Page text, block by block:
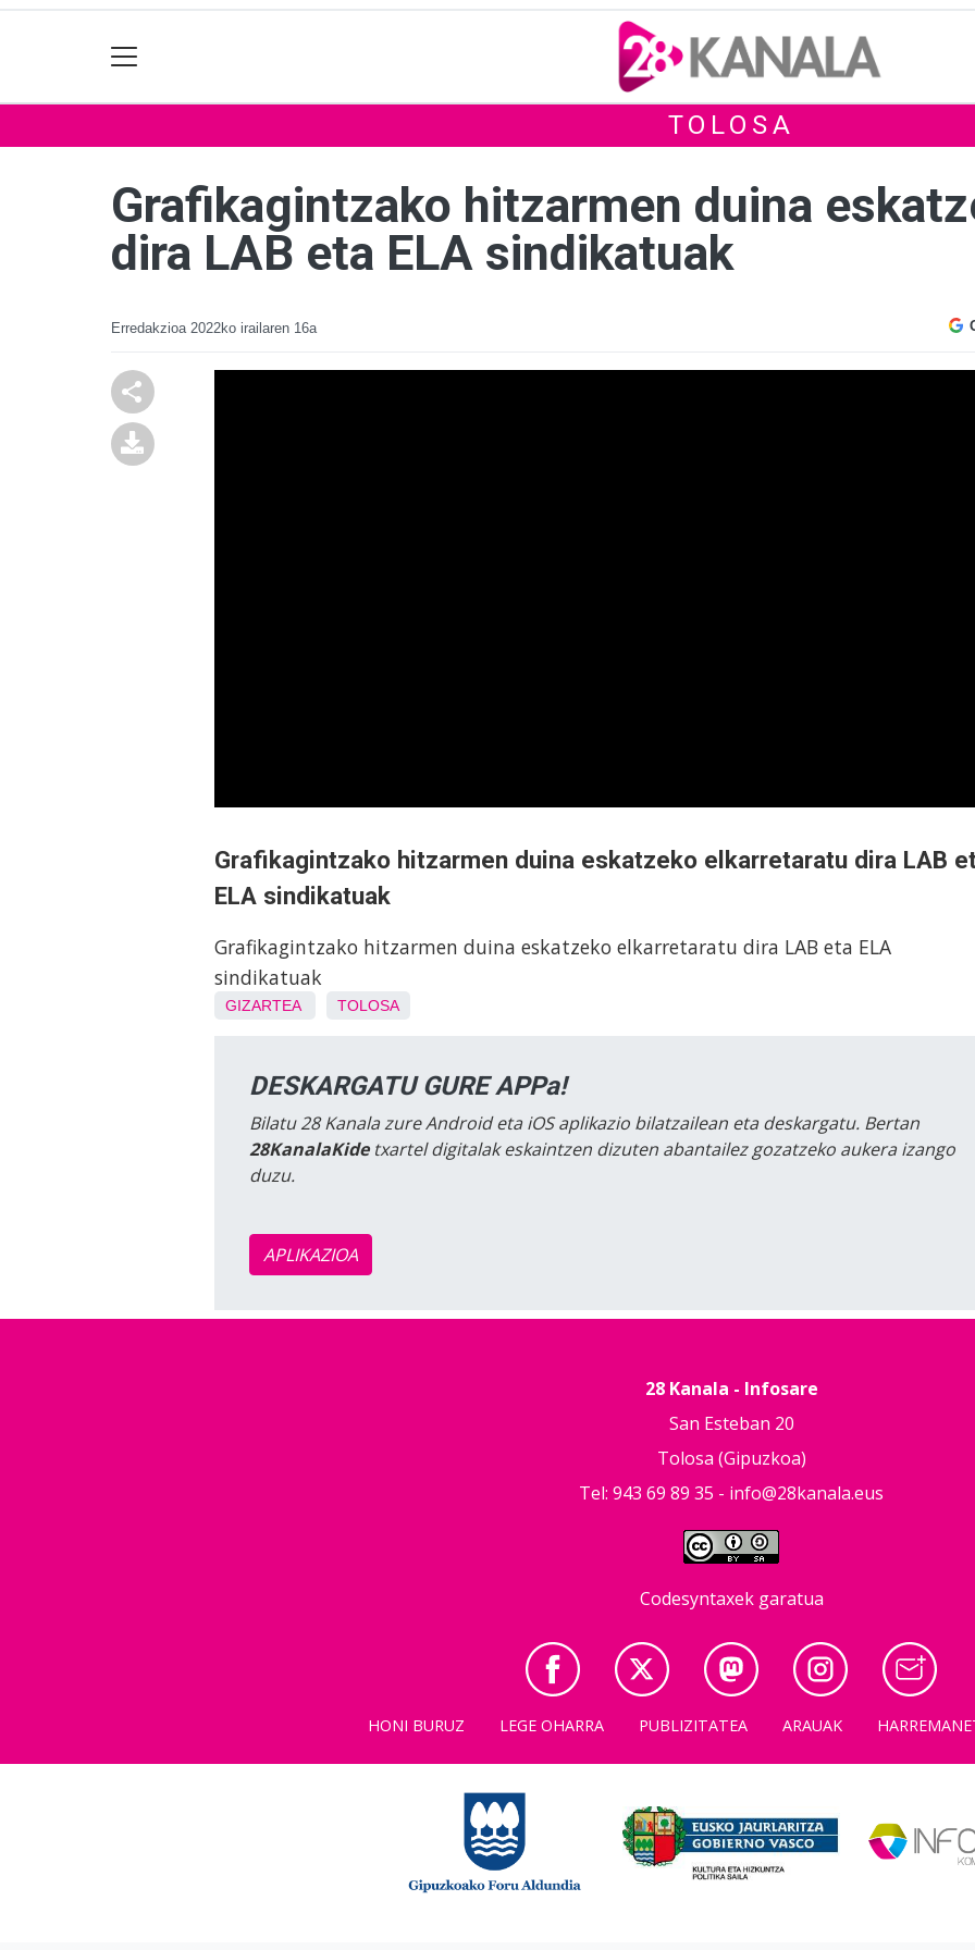
TOLOSA
Grafikagintzako hitzarmen duina
dira LAB eta ELA sindikatuak
Erredakzioa 2022ko irailaren 16a
Grafikagintzako hitzarmen duina eskatzeko elkarretaratu dira LAB
ELA sindikatuak
Grafikagintzako hitzarmen duina eskatzeko elkarretaratu dira LAB eta ELA
sindikatuak
GIZARTEA TOLOSA
DESKARGATU GURE APPa!
Bilatu 28 Kanala zure Android eta iOS aplikazio bilatzailean eta deskargatu. Bertan
28KanalaKidetxartel digitalak eskaintzen dizuten abantailez gozatzeko aukera izango
duzu.
APLIKAZIOA
28 Kanala - Infosare
San Esteban 20
Tolosa (Gipuzkoa)
Tel: 943 69 89 35 - info@28kanala.eus
Codesyntaxek garatua
HONI BURUZ LEGE OHARRA PUBLIZITATEA ARAUAK